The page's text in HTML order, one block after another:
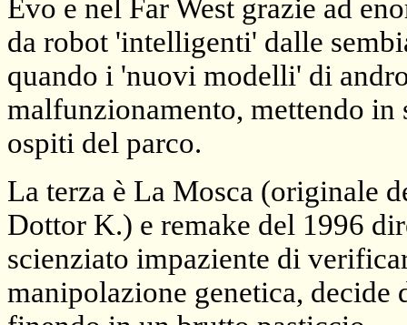
Evo e nel Far West grazie ad
da robot 'intelligenti' dalle
quando i 'nuovi modelli' di
malfunzionamento, mettendo
ospiti del parco.
La terza è La Mosca (originale
Dottor K.) e remake del 1996
scienziato impaziente di
manipolazione genetica, decide